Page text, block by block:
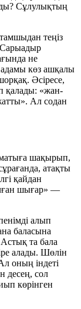
Сұлулықтың
теңіз
Сарыадыр
не
көз ашқалы
Әсіресе,
қалады: «жан-
Ал содан
шақырып,
атақты
қайдан
шығар» —
алып
баласына
та бала
алады. Шөлін
оның індеті
десең, сол
көрінген